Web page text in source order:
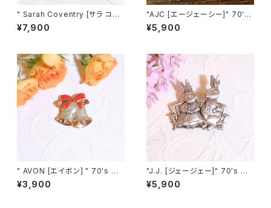
" Sarah Coventry [サラ コヴ
ェントリー] " １９６１年"Adams
Delight"シリーズ プラムモチー
¥7,900
"AJC [エージェーシー]" 70's
三日月に向かって走るサンタク
ロースの雪車 ヴィンテージブロ
¥5,900
" AVON [エイボン] " 70's ク
リスマスベル ヴィンテージブロ
ーチ [BV-162]
¥3,900
"J.J. [ジェージェー]" 70's ピ
ーターラビットと恋人の日向ぼっ
こデート ヴィンテージブローチ
¥5,900